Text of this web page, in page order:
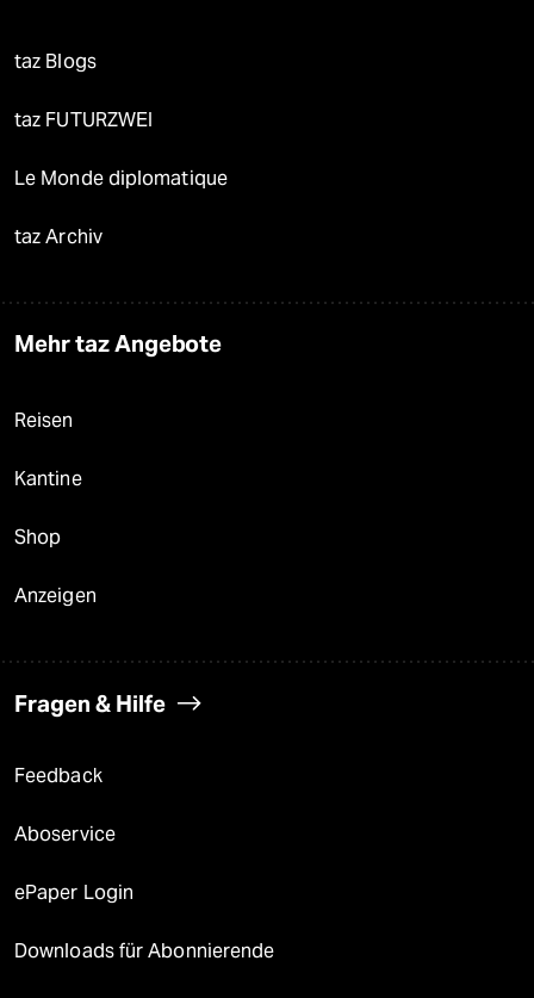
taz Blogs
taz FUTURZWEI
Le Monde diplomatique
taz Archiv
Mehr taz Angebote
Reisen
Kantine
Shop
Anzeigen
Fragen & Hilfe
Feedback
Aboservice
ePaper Login
Downloads für Abonnierende